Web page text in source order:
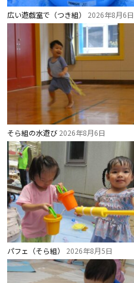
広い遊戯室で（つき組） 2026年8月6日
そら組の水遊び 2026年8月6日
パフェ（そら組） 2026年8月5日